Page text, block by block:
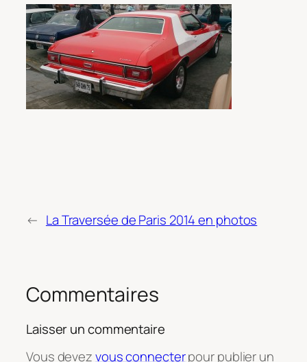
← La Traversée de Paris 2014 en photos
Commentaires
Laisser un commentaire
Vous devezvous connecterpour publier un